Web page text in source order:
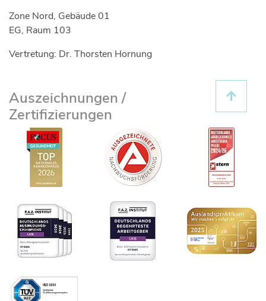
Zone Nord, Gebäude 01
EG, Raum 103
Vertretung: Dr. Thorsten Hornung
Auszeichnungen /
Zertifizierungen